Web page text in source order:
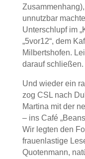
unnutzbar
Unterschlupf im
„5vor12“, dem
Milbertshofen.
darauf schließen.
Und wieder ein
zog CSL nach
Martina mit der
– ins Café
Wir legten den
frauenlastige
Quotenmann,